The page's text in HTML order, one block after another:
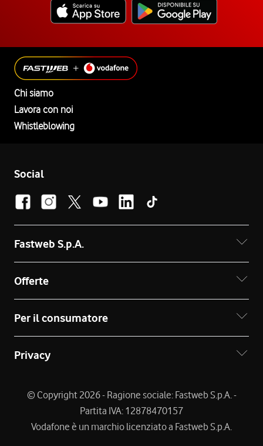
Chi siamo
Lavora con noi
Whistleblowing
Social
Fastweb S.p.A.
Offerte
Per il consumatore
Privacy
© Copyright 2026 - Ragione sociale: Fastweb S.p.A. -
Partita IVA: 12878470157
Vodafone è un marchio licenziato a Fastweb S.p.A.